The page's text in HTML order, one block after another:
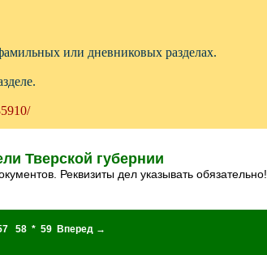
или дневниковых разделах.
Тверской губернии
Реквизиты дел указывать обязательно!
58 * 59
Вперед →